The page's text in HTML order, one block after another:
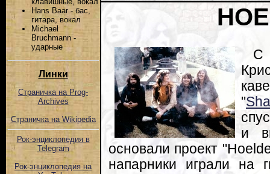
Hans Baar - бас,
гитара, вокал
Michael
Bruchmann -
ударные
Линки
Страничка на Prog-
Archives
Страничка на Wikipedia
Рок-энциклопедия в
Telegram
Рок-энциклопедия на
С
"
и
основали проект
напарники играли на